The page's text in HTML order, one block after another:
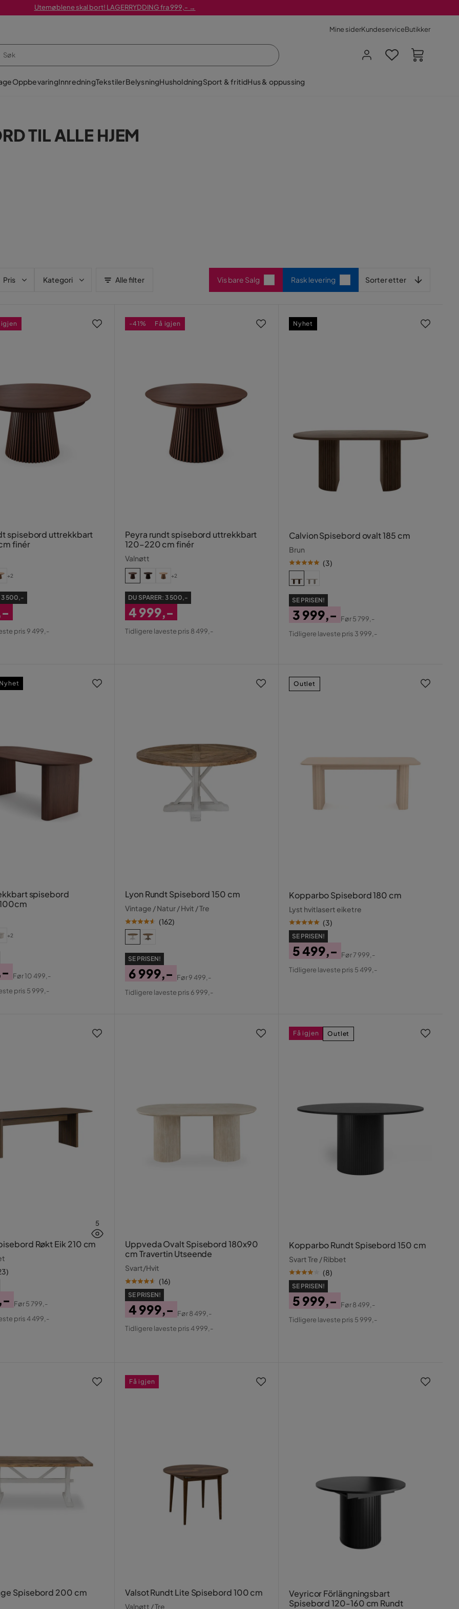
Utemøblene skal bort! LAGERRYDDING fra 999,- →
Mine siderKundeserviceButikker
OppbevaringInnredningTekstilerBelysningHusholdningSport & fritidHus & oppussing
TIL ALLE HJEM
Pris Kategori Alle filter Vis bare Salg Rask levering Sorter etter
spisebord uttrekkbart
finér
+2
3 500,-
pris 9 499,-
igjen
Peyra rundt spisebord uttrekkbart
120–220 cm finér
Valnøtt
+2
DU SPARER: 3 500,-
Nedsatt
4 999,-
Tidligere laveste pris 8 499,-
-41% Få igjen
Calvion Spisebord ovalt 185 cm
Brun
(3)
SE PRISEN!
Pris
3 999,-
Original
Før5 799,-
Tidligere laveste pris 3 999,-
Nyhet
spisebord
+2
Før10 499,-
pris 5 999,-
Nyhet
Lyon Rundt Spisebord 150 cm
Vintage / Natur / Hvit / Tre
(162)
SE PRISEN!
Pris
6 999,-
Original
Før9 499,-
Tidligere laveste pris 6 999,-
Kopparbo Spisebord 180 cm
Lyst hvitlasert eiketre
(3)
SE PRISEN!
Pris
5 499,-
Original
Før7 999,-
Tidligere laveste pris 5 499,-
Outlet
5
Røkt Eik 210 cm
)
Før5 799,-
pris 4 499,-
Uppveda Ovalt Spisebord 180x90
cm Travertin Utseende
Svart/Hvit
(16)
SE PRISEN!
Pris
4 999,-
Original
Før8 499,-
Tidligere laveste pris 4 999,-
Kopparbo Rundt Spisebord 150 cm
Svart Tre / Ribbet
(8)
SE PRISEN!
Pris
5 999,-
Original
Før8 499,-
Tidligere laveste pris 5 999,-
Få igjen Outlet
Spisebord 200 cm
Valsot Rundt Lite Spisebord 100 cm
Valnøtt / Tre
Få igjen
Veyricor Förlängningsbart
Spisebord 120-160 cm Rundt